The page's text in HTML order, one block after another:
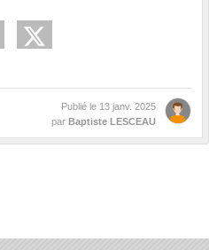
Publié le 13 janv. 2025
par Baptiste LESCEAU